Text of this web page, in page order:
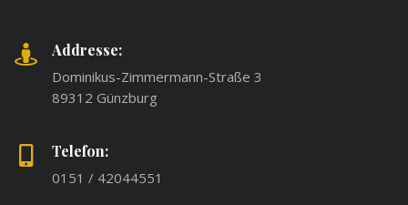
Addresse:
Dominikus-Zimmermann-Straße 3
89312 Günzburg
Telefon:
0151 / 42044551